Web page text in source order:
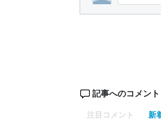
記事へのコメント
注目コメント 新